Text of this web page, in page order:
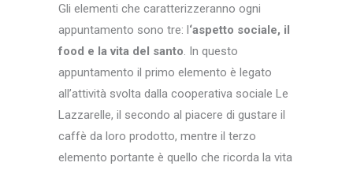
Gli elementi che caratterizzeranno ogni
appuntamento sono tre: l‘aspetto sociale, il
food e la vita del santo. In questo
appuntamento il primo elemento è legato
all’attività svolta dalla cooperativa sociale Le
Lazzarelle, il secondo al piacere di gustare il
caffè da loro prodotto, mentre il terzo
elemento portante è quello che ricorda la vita